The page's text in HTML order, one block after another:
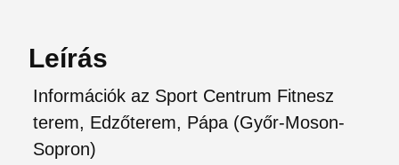
Leírás
Információk az Sport Centrum Fitnesz
terem, Edzőterem, Pápa (Győr-Moson-
Sopron)